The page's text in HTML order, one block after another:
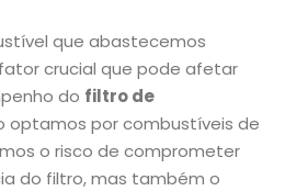
que abastecemos
crucial que pode afetar
do filtro de
optamos por combustíveis de
o risco de comprometer
do filtro, mas também o